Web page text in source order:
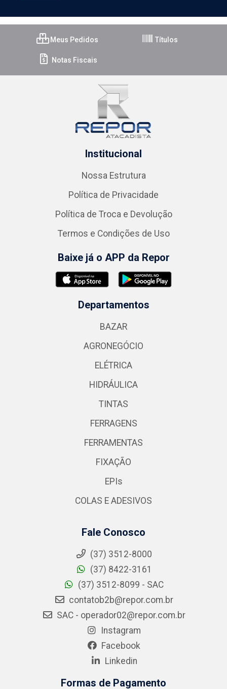
Meus Pedidos Títulos
Notas Fiscais
Institucional
Nossa Estrutura
Política de Privacidade
Política de Troca e Devolução
Termos e Condições de Uso
Baixe já o APP da Repor
Departamentos
BAZAR
AGRONEGÓCIO
ELÉTRICA
HIDRÁULICA
TINTAS
FERRAGENS
FERRAMENTAS
FIXAÇÃO
EPIs
COLAS E ADESIVOS
Fale Conosco
(37) 3512-8000
(37) 8422-3161
(37) 3512-8099 - SAC
contatob2b@repor.com.br
SAC - operador02@repor.com.br
Instagram
Facebook
Linkedin
Formas de Pagamento